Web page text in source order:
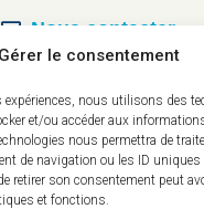
Gérer le consentement
expériences, nous utilisons des
et/ou accéder aux
nous permettra de
de navigation ou les ID
retirer son consentement peut
et fonctions.
Nous contacter
lundi au vendredi :
8h30 à 12h00